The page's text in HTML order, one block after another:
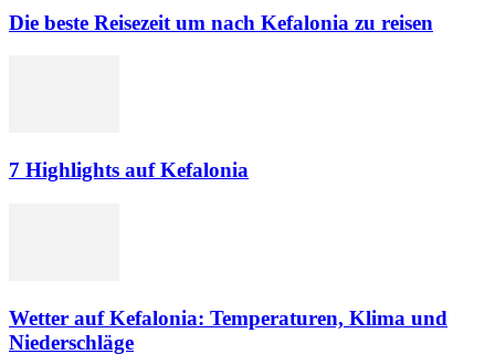
Die beste Reisezeit um nach Kefalonia zu reisen
7 Highlights auf Kefalonia
Wetter auf Kefalonia: Temperaturen, Klima und
Niederschläge